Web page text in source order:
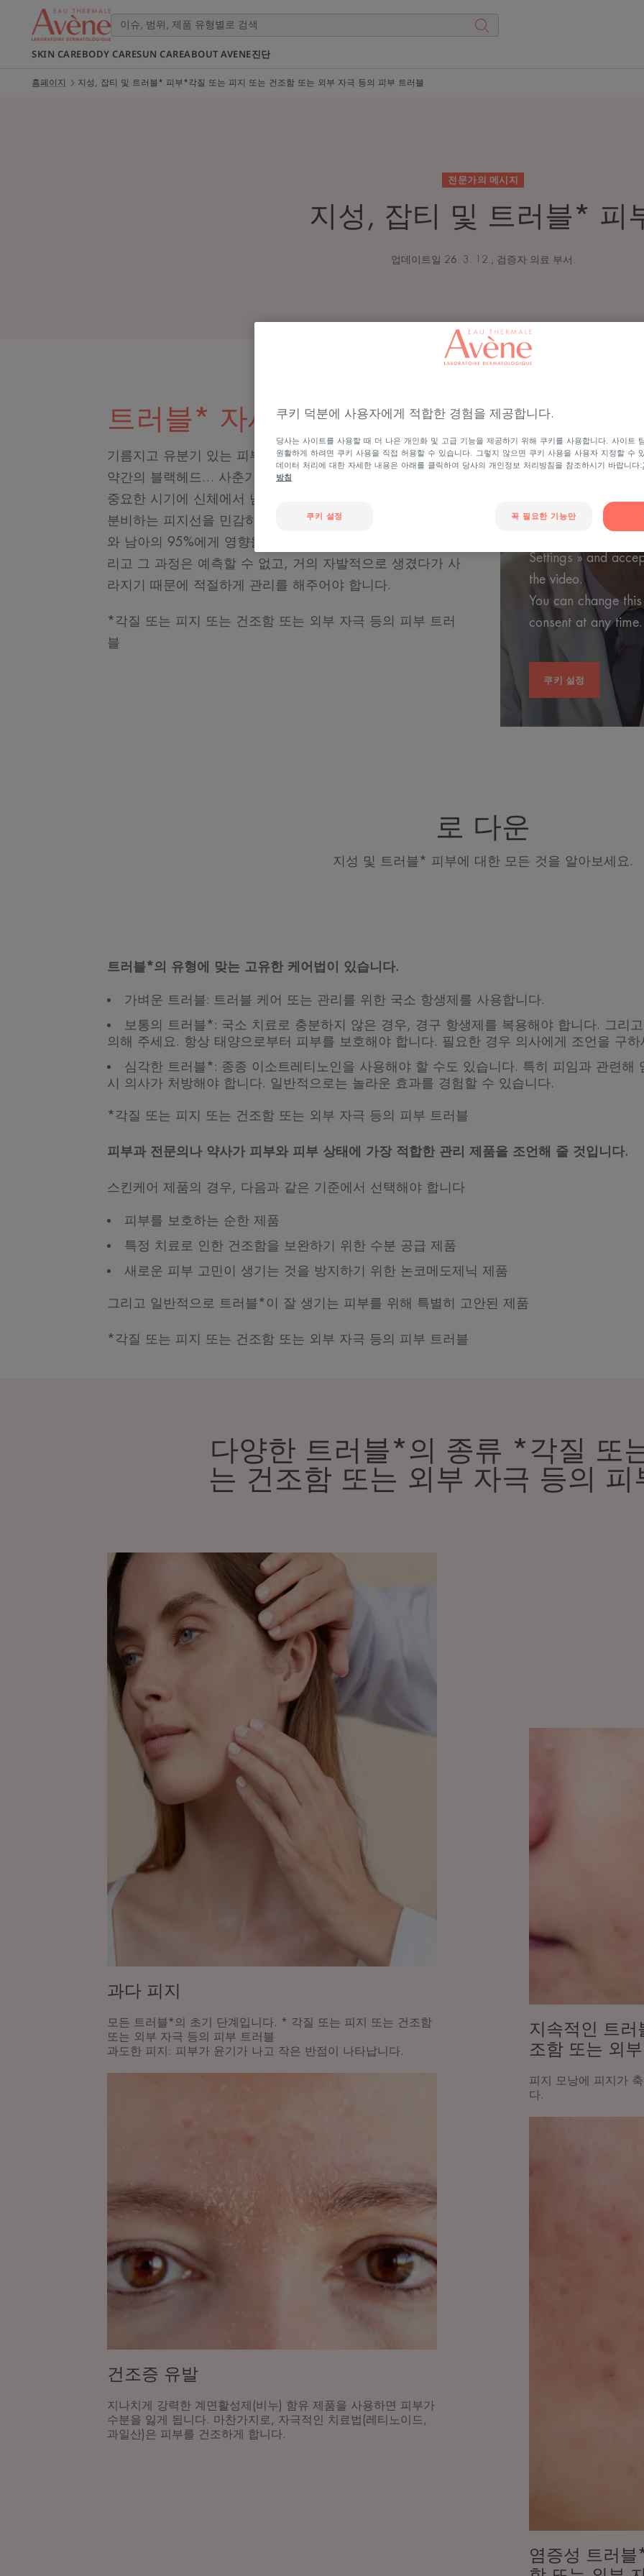
SKIN CAREBODY CARESUN CAREABOUT AVENE진단
홈페이지 지성, 잡티 및 트러블* 피부*각질 또는 피지 또는 건조함 또는 외부 자극 등의 피부 트러블
전문가의 메시지
지성, 잡티 및 트러블* 피
업데이트일 26. 3. 12. , 검증자 의료 부서
트러블* 자세히 살펴보기
기름지고 유분기 있는 피부, 몇 개의 작은 반점, 뺨이나 코에
약간의 블랙헤드… 사춘기의 시작을 알리는 트러블의 시작: 이
중요한 시기에 신체에서 넘쳐나는 성호르몬이 과도한 피지를
분비하는 피지선을 민감하게 만듭니다. 트러블은 여아의 83%
와 남아의 95%에게 영향을 미치는 흔한 피부 고민입니다. 그
리고 그 과정은 예측할 수 없고, 거의 자발적으로 생겼다가 사
라지기 때문에 적절하게 관리를 해주어야 합니다.
*각질 또는 피지 또는 건조함 또는 외부 자극 등의 피부 트러
블
Playing YouTube
order to offer you
browsing For more
YouTube's « cookie
You have rejected
you cannot view the
You can change
Settings » and
the video.
You can change
consent at any time.
쿠키 설정
로 다운
지성 및 트러블* 피부에 대한 모든 것을 알아보세요.
트러블*의 유형에 맞는 고유한 케어법이 있습니다.
가벼운 트러블: 트러블 케어 또는 관리를 위한 국소 항생제를 사용합니다.
보통의 트러블*: 국소 치료로 충분하지 않은 경우, 경구 항생제를 복용해야 합니다. 그리
의해 주세요. 항상 태양으로부터 피부를 보호해야 합니다. 필요한 경우 의사에게 조언을 구하
심각한 트러블*: 종종 이소트레티노인을 사용해야 할 수도 있습니다. 특히 피임과 관련해
시 의사가 처방해야 합니다. 일반적으로는 놀라운 효과를 경험할 수 있습니다.
*각질 또는 피지 또는 건조함 또는 외부 자극 등의 피부 트러블
피부과 전문의나 약사가 피부와 피부 상태에 가장 적합한 관리 제품을 조언해 줄 것입니다.
스킨케어 제품의 경우, 다음과 같은 기준에서 선택해야 합니다
피부를 보호하는 순한 제품
특정 치료로 인한 건조함을 보완하기 위한 수분 공급 제품
새로운 피부 고민이 생기는 것을 방지하기 위한 논코메도제닉 제품
그리고 일반적으로 트러블*이 잘 생기는 피부를 위해 특별히 고안된 제품
*각질 또는 피지 또는 건조함 또는 외부 자극 등의 피부 트러블
다양한 트러블*의 종류 *각질 또
는 건조함 또는 외부 자극 등의 피
과다 피지
모든 트러블*의 초기 단계입니다. * 각질 또는 피지 또는 건조함
또는 외부 자극 등의 피부 트러블
과도한 피지: 피부가 윤기가 나고 작은 반점이 나타납니다.
건조증 유발
지나치게 강력한 계면활성제(비누) 함유 제품을 사용하면 피부가
수분을 잃게 됩니다. 마찬가지로, 자극적인 치료법(레티노이드,
과일산)은 피부를 건조하게 합니다.
지속적인 트
조함 또는 외
피지 모낭에 피지가
다.
염증성 트러
쿠키 덕분에 사용자에게 적합한 경험을 제공합니다.
당사는 사이트를 사용할 때 더 나은 개인화 및 고급 기능을 제공하기 위해 쿠키를 사용합니다. 사이트
원활하게 하려면 쿠키 사용을 직접 허용할 수 있습니다. 그렇지 않으면 쿠키 사용을 사용자 지정할 수
데이터 처리에 대한 자세한 내용은 아래를 클릭하여 당사의 개인정보 처리방침을 참조하시기 바랍니다:
방침
쿠키 설정 꼭 필요한 기능만